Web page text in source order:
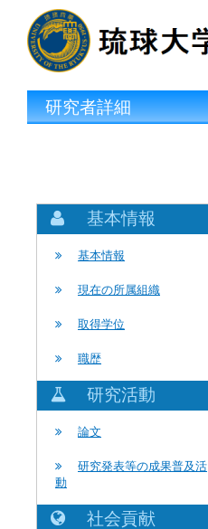
研究者詳細
基本情報
基本情報
現在の所属組織
取得学位
職歴
研究活動
論文
研究発表等の成果普及活
動
社会貢献